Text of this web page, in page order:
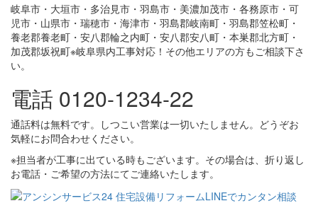
岐阜市・大垣市・多治見市・羽島市・美濃加茂市・各務原市・可
児市・山県市・瑞穂市・海津市・羽島郡岐南町・羽島郡笠松町・
養老郡養老町・安八郡輪之内町・安八郡安八町・本巣郡北方町・
加茂郡坂祝町※岐阜県内工事対応！その他エリアの方もご相談下さ
い。
電話 0120-1234-22
通話料は無料です。しつこい営業は一切いたしません。どうぞお
気軽にお問合わせください。
※担当者が工事に出ている時もございます。その場合は、折り返し
お電話・ご希望の方法にてご連絡いたします。